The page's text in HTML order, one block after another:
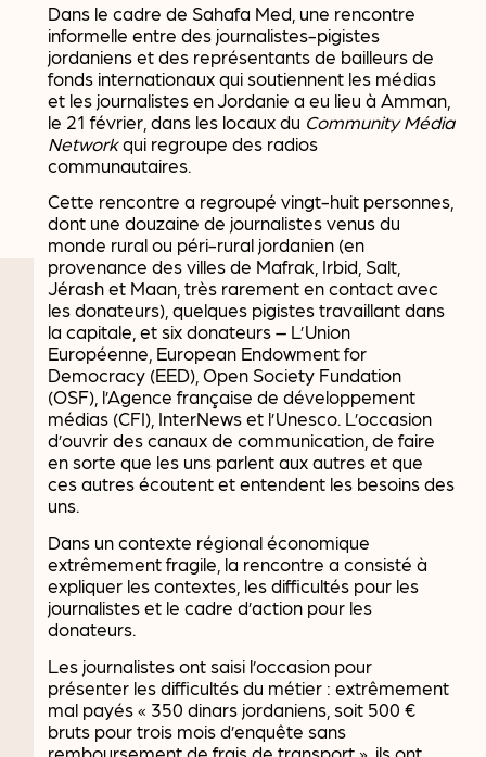
Dans le cadre de Sahafa Med, une rencontre
informelle entre des journalistes-pigistes
jordaniens et des représentants de bailleurs de
fonds internationaux qui soutiennent les médias
et les journalistes en Jordanie a eu lieu à Amman,
le 21 février, dans les locaux du Community Média
Networkqui regroupe des radios
communautaires.
Cette rencontre a regroupé vingt-huit personnes,
dont une douzaine de journalistes venus du
monde rural ou péri-rural jordanien (en
provenance des villes de Mafrak, Irbid, Salt,
Jérash et Maan, très rarement en contact avec
les donateurs), quelques pigistes travaillant dans
la capitale, et six donateurs – L’Union
Européenne, European Endowment for
Democracy (EED), Open Society Fundation
(OSF), l’Agence française de développement
médias (CFI), InterNews et l’Unesco. L’occasion
d’ouvrir des canaux de communication, de faire
en sorte que les uns parlent aux autres et que
ces autres écoutent et entendent les besoins des
uns.
Dans un contexte régional économique
extrêmement fragile, la rencontre a consisté à
expliquer les contextes, les difficultés pour les
journalistes et le cadre d’action pour les
donateurs.
Les journalistes ont saisi l’occasion pour
présenter les difficultés du métier : extrêmement
mal payés « 350 dinars jordaniens, soit 500 €
bruts pour trois mois d’enquête sans
remboursement de frais de transport », ils ont